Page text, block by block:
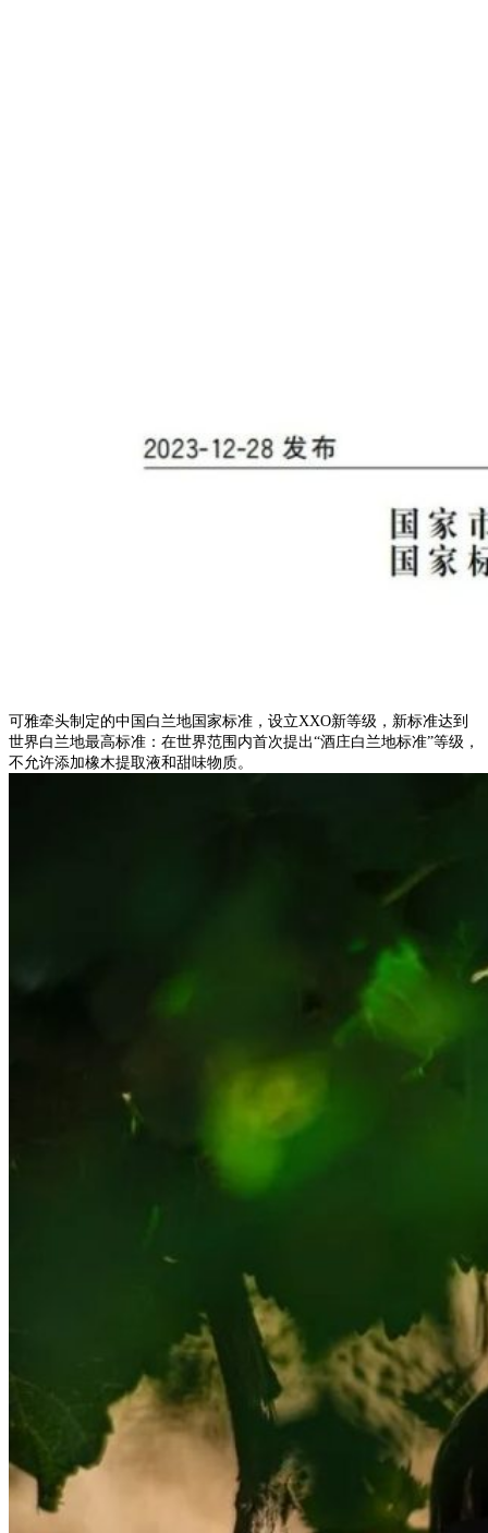
可雅牵头制定的中国白兰地国家标准，设立XXO新等级，新标准达到
世界白兰地最高标准：在世界范围内首次提出“酒庄白兰地标准”等级，
不允许添加橡木提取液和甜味物质。